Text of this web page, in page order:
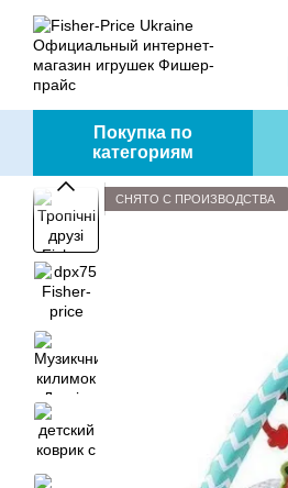
Перейти к основному контенту
Покупка по
категориям
СНЯТО С ПРОИЗВОДСТВА